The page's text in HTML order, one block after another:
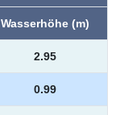
Wasserhöhe (m)
2.95
0.99